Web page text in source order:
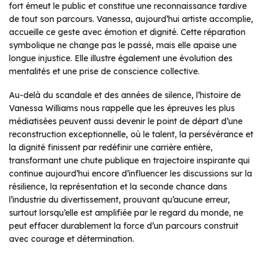
fort émeut le public et constitue une reconnaissance tardive
de tout son parcours. Vanessa, aujourd’hui artiste accomplie,
accueille ce geste avec émotion et dignité. Cette réparation
symbolique ne change pas le passé, mais elle apaise une
longue injustice. Elle illustre également une évolution des
mentalités et une prise de conscience collective.
Au-delà du scandale et des années de silence, l’histoire de
Vanessa Williams nous rappelle que les épreuves les plus
médiatisées peuvent aussi devenir le point de départ d’une
reconstruction exceptionnelle, où le talent, la persévérance et
la dignité finissent par redéfinir une carrière entière,
transformant une chute publique en trajectoire inspirante qui
continue aujourd’hui encore d’influencer les discussions sur la
résilience, la représentation et la seconde chance dans
l’industrie du divertissement, prouvant qu’aucune erreur,
surtout lorsqu’elle est amplifiée par le regard du monde, ne
peut effacer durablement la force d’un parcours construit
avec courage et détermination.